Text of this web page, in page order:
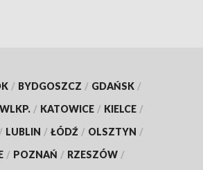
/ BYDGOSZCZ / GDAŃSK /
/ KATOWICE / KIELCE /
/ LUBLIN / ŁÓDŹ / OLSZTYN /
/ POZNAŃ / RZESZÓW /